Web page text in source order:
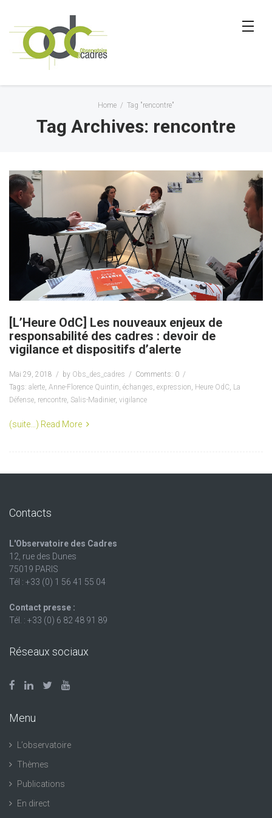
Home / Tag "rencontre"
Tag Archives: rencontre
[L’Heure OdC] Les nouveaux enjeux de
responsabilité des cadres : devoir de
vigilance et dispositifs d’alerte
Mai 29, 2018 by Obs_des_cadres
Comments: 0
Tags: alerte, Anne-Florence Quintin, échanges, expression, Heure OdC, La
Défense, rencontre, Salis-Madinier, vigilance
(suite…) Read More
Contacts
L'Observatoire des Cadres
12, rue des Dunes
75019 PARIS
Tél : +33 (0) 1 56 41 55 04
Contact presse :
Tél. : +33 (0) 6 82 48 91 89
Réseaux sociaux
Menu
L’observatoire
Thèmes
Publications
En direct